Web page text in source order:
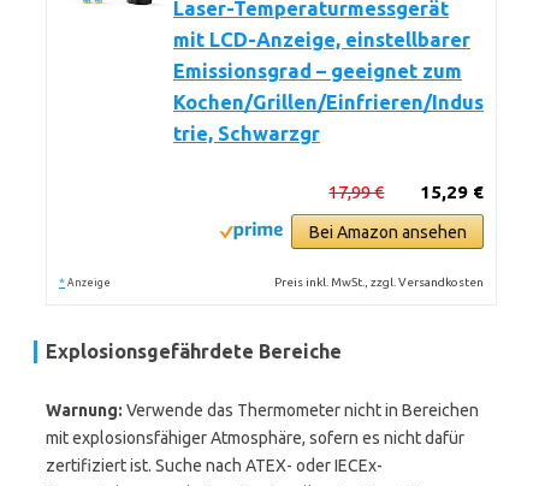
Laser-Temperaturmessgerät
mit LCD-Anzeige, einstellbarer
Emissionsgrad – geeignet zum
Kochen/Grillen/Einfrieren/Indus
trie, Schwarzgr
15,29 €
17,99 €
Bei Amazon ansehen
* Anzeige Preis inkl. MwSt., zzgl. Versandkosten
Explosionsgefährdete Bereiche
Warnung: Verwende das Thermometer nicht in Bereichen
mit explosionsfähiger Atmosphäre, sofern es nicht dafür
zertifiziert ist. Suche nach ATEX- oder IECEx-